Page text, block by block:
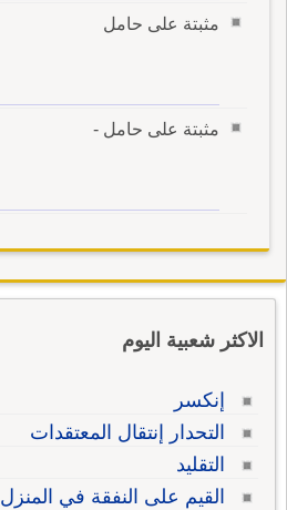
مثبتة على حامل
مثبتة على حامل -
الاكثر شعبية اليوم
إنكسر
التحدار إنتقال المعتقدات
التقليد
القيم على النفقة في المنزل